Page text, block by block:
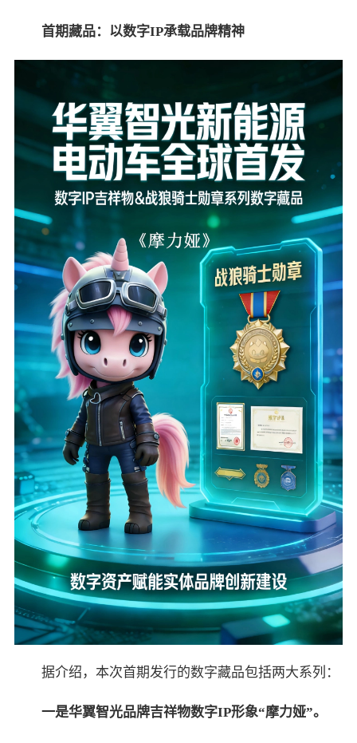
首期藏品：以数字IP承载品牌精神
据介绍，本次首期发行的数字藏品包括两大系列：
一是华翼智光品牌吉祥物数字IP形象“摩力娅”。